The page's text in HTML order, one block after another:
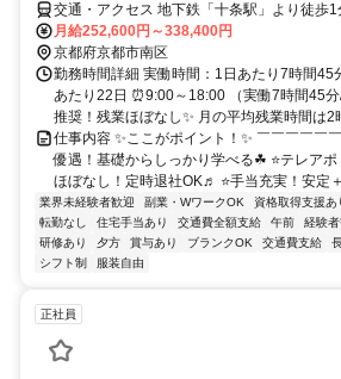
交通・アクセス 地下鉄「十条駅」より徒歩
OK！
月給252,600円～338,400円
京都府京都市南区
勤務時間詳細 実働時間：1日あたり7時間45
あたり22日 ⏰9:00～18:00 （実働7時間45
推奨！残業ほぼなし✨ 月の平均残業時間は2
仕事内容 ✨ここがポイント！✨ ￣￣￣￣￣
優遇！基礎からしっかり学べる☘ ⭐テレアポ
ほぼなし！定時退社OK♬ ⭐手当充実！安定
業界未経験者歓迎 副業・WワークOK 資格取得支援あ
転勤なし
住宅手当あり 交通費全額支給 午前 経験
研修あり
夕方 賞与あり ブランクOK 交通費支給
シフト制
服装自由
正社員